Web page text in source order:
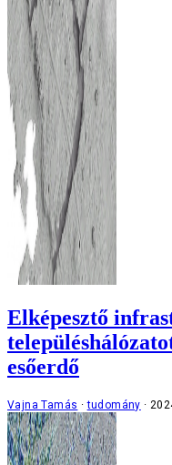
Elképesztő
esőerdő
Vajna Tamás tudomány